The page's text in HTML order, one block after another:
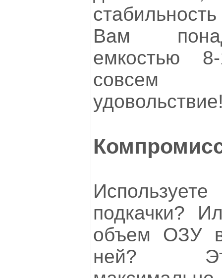
Вам
емкостью
совсем
подкачки?
объем ОЗУ
ней?